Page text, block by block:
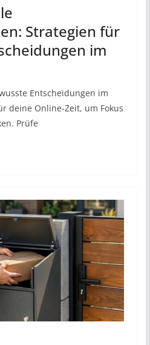
Strategien für
im
Entscheidungen im
deine Online-Zeit, um Fokus
Prüfe